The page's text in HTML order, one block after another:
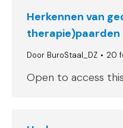
Herkennen van
therapie)paarden
Door BuroStaal_DZ 20
Open to access